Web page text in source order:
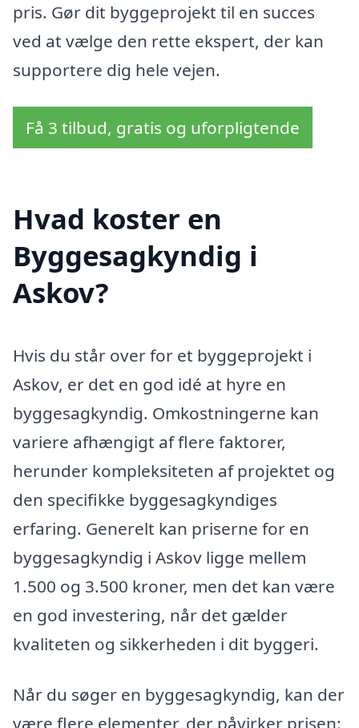
pris. Gør dit byggeprojekt til en succes
ved at vælge den rette ekspert, der kan
supportere dig hele vejen.
Få 3 tilbud, gratis og uforpligtende
Hvad koster en
Byggesagkyndig i
Askov?
Hvis du står over for et byggeprojekt i
Askov, er det en god idé at hyre en
byggesagkyndig. Omkostningerne kan
variere afhængigt af flere faktorer,
herunder kompleksiteten af projektet og
den specifikke byggesagkyndiges
erfaring. Generelt kan priserne for en
byggesagkyndig i Askov ligge mellem
1.500 og 3.500 kroner, men det kan være
en god investering, når det gælder
kvaliteten og sikkerheden i dit byggeri.
Når du søger en byggesagkyndig, kan der